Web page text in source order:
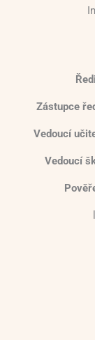
Zástupce
Vedoucí
Vedoucí